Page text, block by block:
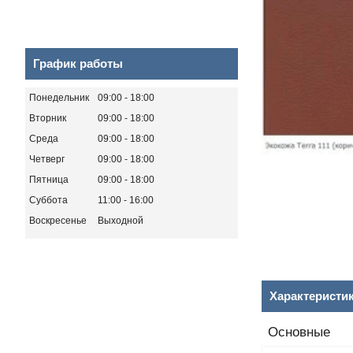
Основные
График работы
Понедельник 09:00
18:00
Вторник
09:00
18:00
Среда
09:00
18:00
Четверг
09:00
18:00
Пятница
09:00
18:00
Суббота
11:00
16:00
Воскресенье
Выходной